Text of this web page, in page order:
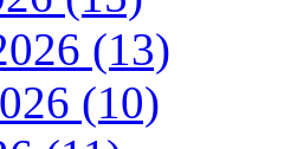
(13)
(10)